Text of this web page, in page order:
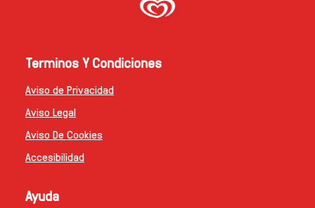
Terminos Y Condiciones
Aviso de Privacidad
Configurar Cookies
Aviso Legal
Aviso De Cookies